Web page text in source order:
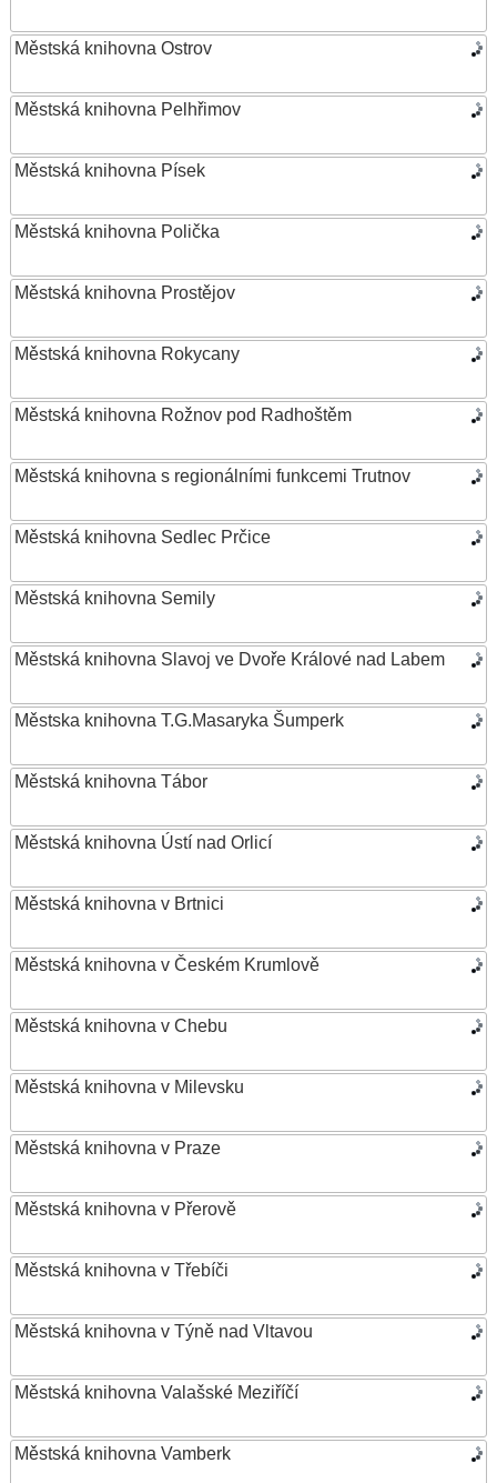
Městská knihovna Ostrov
Městská knihovna Pelhřimov
Městská knihovna Písek
Městská knihovna Polička
Městská knihovna Prostějov
Městská knihovna Rokycany
Městská knihovna Rožnov pod Radhoštěm
Městská knihovna s regionálními funkcemi Trutnov
Městská knihovna Sedlec Prčice
Městská knihovna Semily
Městská knihovna Slavoj ve Dvoře Králové nad Labem
Městska knihovna T.G.Masaryka Šumperk
Městská knihovna Tábor
Městská knihovna Ústí nad Orlicí
Městská knihovna v Brtnici
Městská knihovna v Českém Krumlově
Městská knihovna v Chebu
Městská knihovna v Milevsku
Městská knihovna v Praze
Městská knihovna v Přerově
Městská knihovna v Třebíči
Městská knihovna v Týně nad Vltavou
Městská knihovna Valašské Meziříčí
Městská knihovna Vamberk